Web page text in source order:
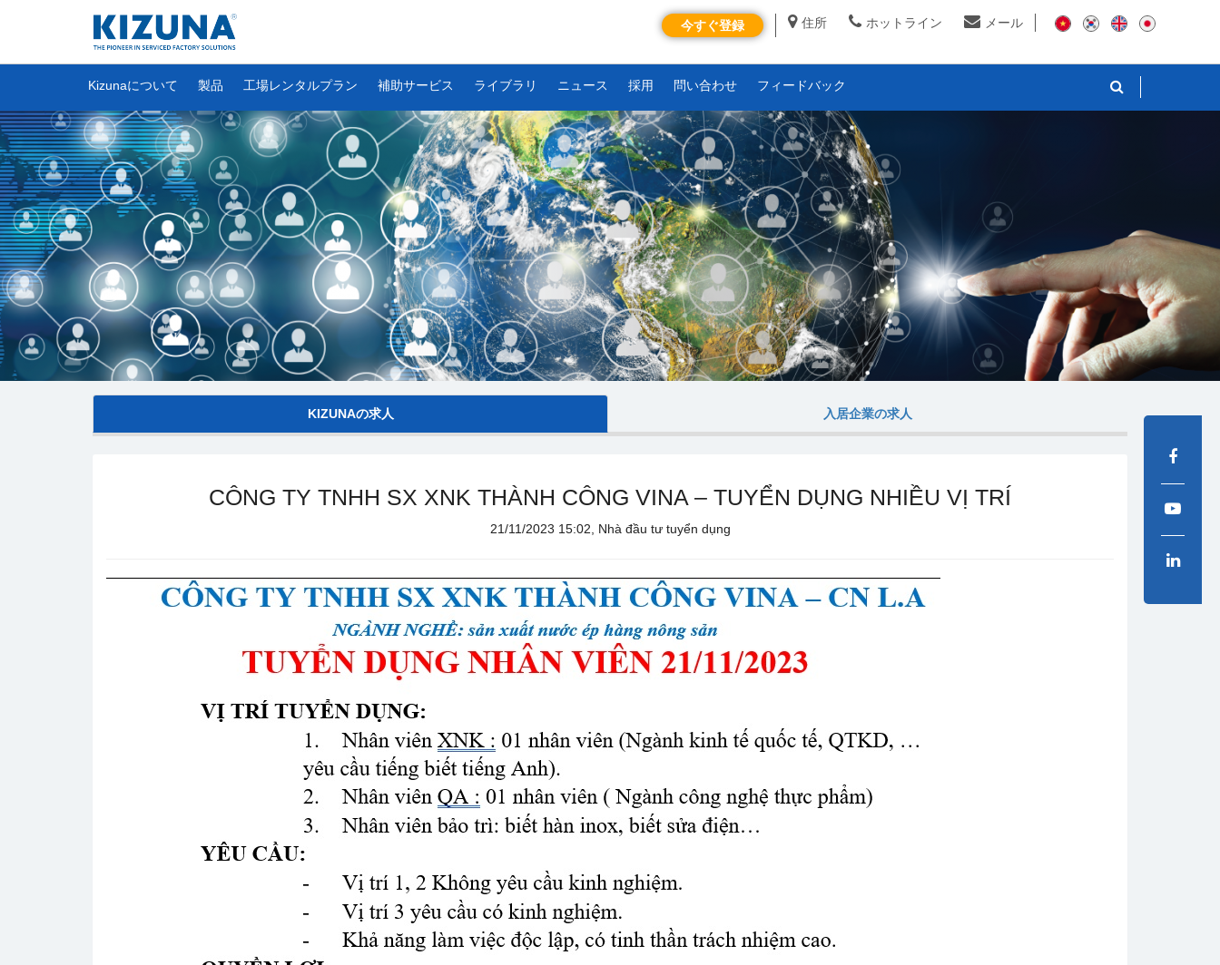
住所 ホットライン メール
今すぐ登録
Kizunaについて 製品 工場レンタルプラン 補助サービス ライブラリ ニュース 採用 問い合わせ フィードバック
KIZUNAの求人 入居企業の求人
CÔNG TY TNHH SX XNK THÀNH CÔNG VINA – TUYỂN DỤNG NHIỀU VỊ TRÍ
21/11/2023 15:02, Nhà đầu tư tuyển dụng